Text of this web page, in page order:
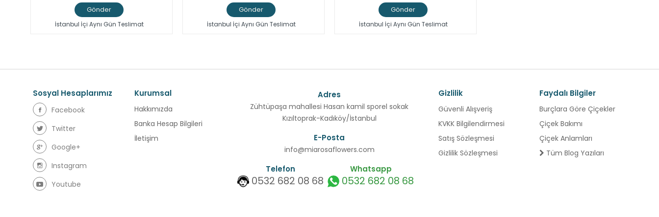
Gönder
İstanbul İçi Aynı Gün Teslimat
Gönder
İstanbul İçi Aynı Gün Teslimat
Gönder
İstanbul İçi Aynı Gün Teslimat
Sosyal Hesaplarımız
Facebook
Twitter
Google+
Instagram
Youtube
Kurumsal
Hakkımızda
Banka Hesap Bilgileri
İletişim
Adres
Zühtüpaşa mahallesi Hasan kamil sporel sokak
Kızıltoprak-Kadıköy/İstanbul
E-Posta
info@miarosaflowers.com
Telefon
0532 682 08 68
Whatsapp
0532 682 08 68
Gizlilik
Güvenli Alışveriş
KVKK Bilgilendirmesi
Satış Sözleşmesi
Gizlilik Sözleşmesi
Faydalı Bilgiler
Burçlara Göre Çiçekler
Çiçek Bakımı
Çiçek Anlamları
Tüm Blog Yazıları